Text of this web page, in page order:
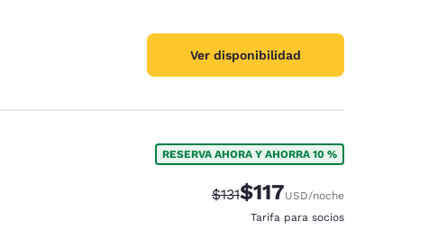
Ver disponibilidad
RESERVA AHORA Y AHORRA 10 %
Precio tachado:
$131Precio con descuento:
$117USD/noche
Tarifa para socios